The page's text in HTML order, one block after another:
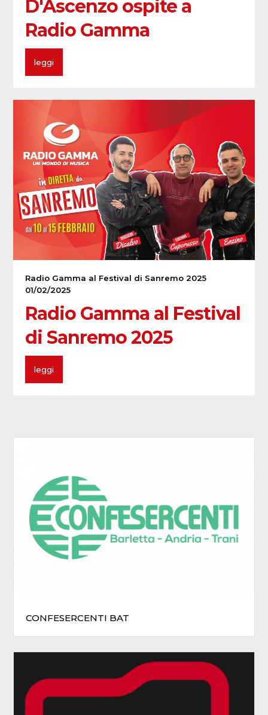
D'Ascenzo ospite a
Radio Gamma
leggi
Radio Gamma al Festival di Sanremo 2025
01/02/2025
Radio Gamma al Festival
di Sanremo 2025
leggi
CONFESERCENTI BAT